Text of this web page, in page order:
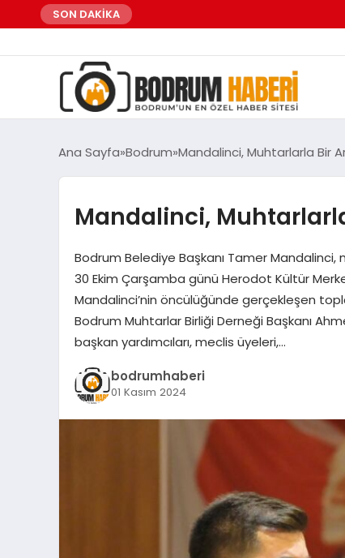
SON DAKİKA
Ana Sayfa Bodrum Mandalinci, Muhtarlarla Bir
Mandalinci,
Bodrum Belediye Başkanı Tamer
30 Ekim Çarşamba günü Herodot Kültür
Mandalinci’nin öncülüğünde gerçekleşen
Bodrum Muhtarlar Birliği Derneği Başkanı
başkan yardımcıları, meclis üyeleri,…
bodrumhaberi
01 Kasım 2024